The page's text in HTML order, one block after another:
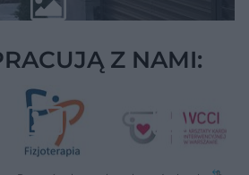
Z NAMI: